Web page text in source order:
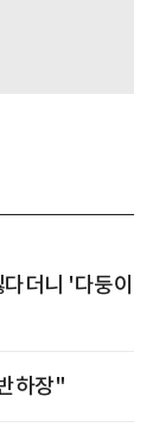
더니 '다둥이
하장"